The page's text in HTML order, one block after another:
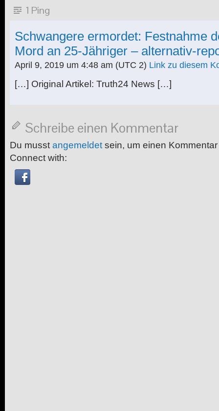
1 Ping
Schwangere ermordet: Festnahme
Mord an 25-Jähriger – alternativ-
April 9, 2019 um 4:48 am (UTC 2) Link zu diesem
[…] Original Artikel: Truth24 News […]
Schreibe einen Kommentar
Du musst angemeldet sein, um einen
Connect with: